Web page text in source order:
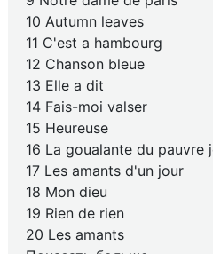
10 Autumn leaves
11 C'est a hambourg
12 Chanson bleue
13 Elle a dit
14 Fais-moi valser
15 Heureuse
16 La goualante du pauvre
17 Les amants d'un jour
18 Mon dieu
19 Rien de rien
20 Les amants